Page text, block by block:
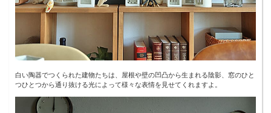
白い陶器でつくられた建物たちは、屋根や壁の凹凸から生まれる陰影、窓のひと
つひとつから通り抜ける光によって様々な表情を見せてくれますよ。